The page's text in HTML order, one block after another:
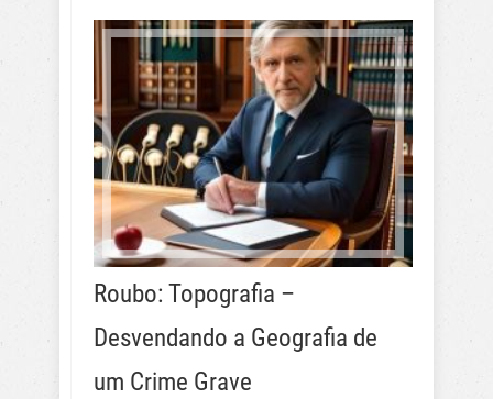
Roubo: Topografia –
Desvendando a Geografia de
um Crime Grave